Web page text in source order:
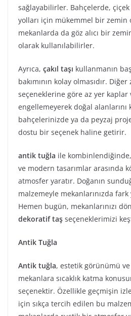
sağlayabilirler. Bahçelerde, çiçek
yolları için mükemmel bir zemin
mekanlarda da göz alıcı bir
olarak kullanılabilirler.
Ayrıca, çakıl taşı kullanmanın
bakımının kolay olmasıdır.
seçeneklerine göre az yer kaplar
engellemeyerek doğal
bahçelerinizde ya da peyzaj
dostu bir seçenek haline getirir.
antik tuğla ile kombinlendiğinde,
ve modern tasarımlar arasında
atmosfer yaratır. Doğanın
malzemeyle mekanlarınızda
Hemen bugün, mekanlarınızı
dekoratif taş seçeneklerimizi
Antik Tuğla
Antik tuğla, estetik görünümü
mekanlara sıcaklık katma
seçenektir. Özellikle geçmişin
için sıkça tercih edilen bu